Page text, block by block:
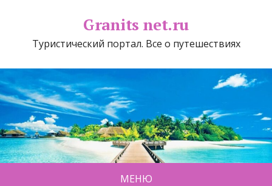
Granits net.ru
Туристический портал. Все о путешествиях
МЕНЮ